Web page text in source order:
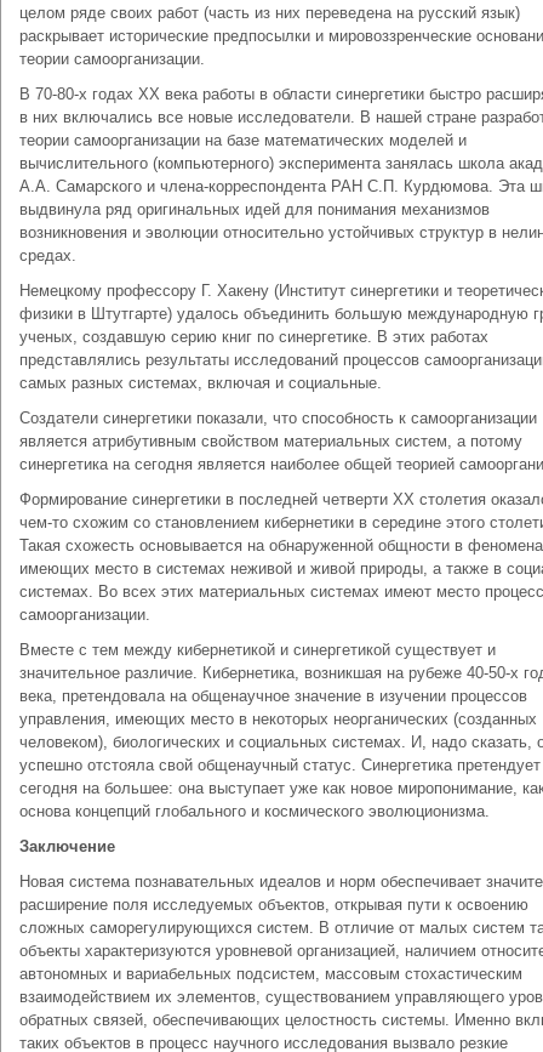
целом ряде своих работ (часть из них переведена на русский язык)
раскрывает исторические предпосылки и мировоззренческие
теории самоорганизации.
В 70-80-х годах XX века работы в области синергетики быстро
в них включались все новые исследователи. В нашей стране
теории самоорганизации на базе математических моделей и
вычислительного (компьютерного) эксперимента занялась школа
А.А. Самарского и члена-корреспондента РАН С.П. Курдюмова. Эта
выдвинула ряд оригинальных идей для понимания механизмов
возникновения и эволюции относительно устойчивых структур в
средах.
Немецкому профессору Г. Хакену (Институт синергетики и
физики в Штутгарте) удалось объединить большую международную
ученых, создавшую серию книг по синергетике. В этих работах
представлялись результаты исследований процессов
самых разных системах, включая и социальные.
Создатели синергетики показали, что способность к самоорганизации
является атрибутивным свойством материальных систем, а потому
синергетика на сегодня является наиболее общей теорией
Формирование синергетики в последней четверти XX столетия
чем-то схожим со становлением кибернетики в середине этого
Такая схожесть основывается на обнаруженной общности в
имеющих место в системах неживой и живой природы, а также в
системах. Во всех этих материальных системах имеют место
самоорганизации.
Вместе с тем между кибернетикой и синергетикой существует и
значительное различие. Кибернетика, возникшая на рубеже 40-50-х
века, претендовала на общенаучное значение в изучении процессов
управления, имеющих место в некоторых неорганических (созданных
человеком), биологических и социальных системах. И, надо сказать,
успешно отстояла свой общенаучный статус. Синергетика претендует
сегодня на большее: она выступает уже как новое миропонимание,
основа концепций глобального и космического эволюционизма.
Заключение
Новая система познавательных идеалов и норм обеспечивает
расширение поля исследуемых объектов, открывая пути к освоению
сложных саморегулирующихся систем. В отличие от малых систем
объекты характеризуются уровневой организацией, наличием
автономных и вариабельных подсистем, массовым стохастическим
взаимодействием их элементов, существованием управляющего
обратных связей, обеспечивающих целостность системы. Именно
таких объектов в процесс научного исследования вызвало резкие